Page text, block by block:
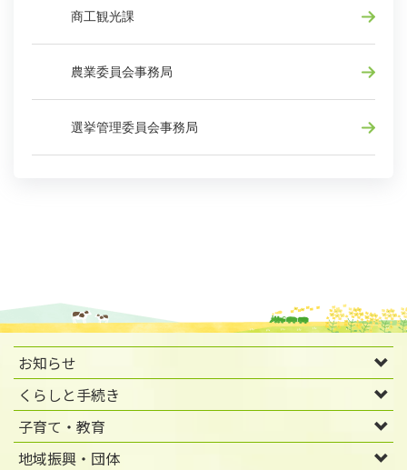
商工観光課
農業委員会事務局
選挙管理委員会事務局
お知らせ
くらしと手続き
子育て・教育
地域振興・団体